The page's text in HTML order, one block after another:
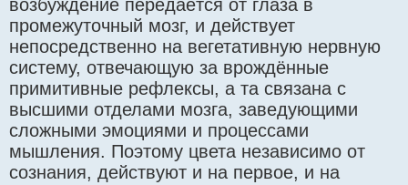
возбуждение передаётся от глаза в
промежуточный мозг, и действует
непосредственно на вегетативную нервную
систему, отвечающую за врождённые
примитивные рефлексы, а та связана с
высшими отделами мозга, заведующими
сложными эмоциями и процессами
мышления. Поэтому цвета независимо от
сознания, действуют и на первое, и на